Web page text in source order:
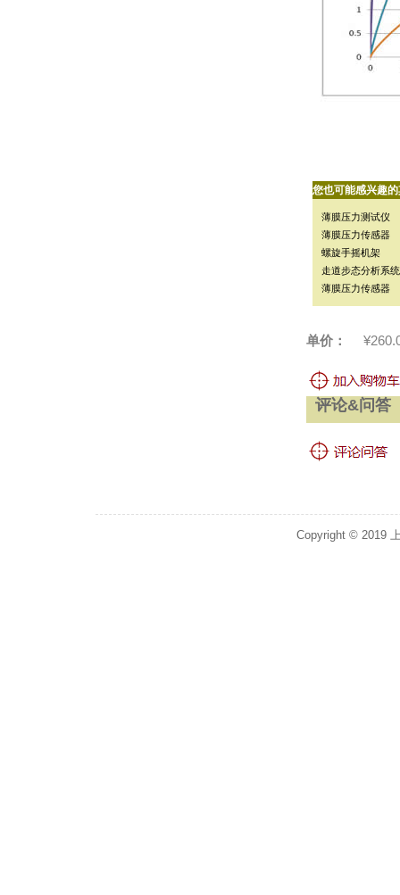
您也可能感兴趣
薄膜压力测试仪
薄膜压力传感器
螺旋手摇机架
走道步态分析系统
薄膜压力传感器
单价：
评论&问答
Copyright © 2019